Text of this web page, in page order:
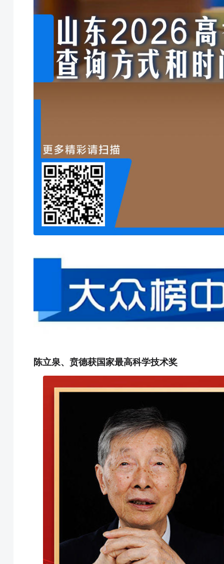
陈立泉、贲德获国家最高科学技术奖